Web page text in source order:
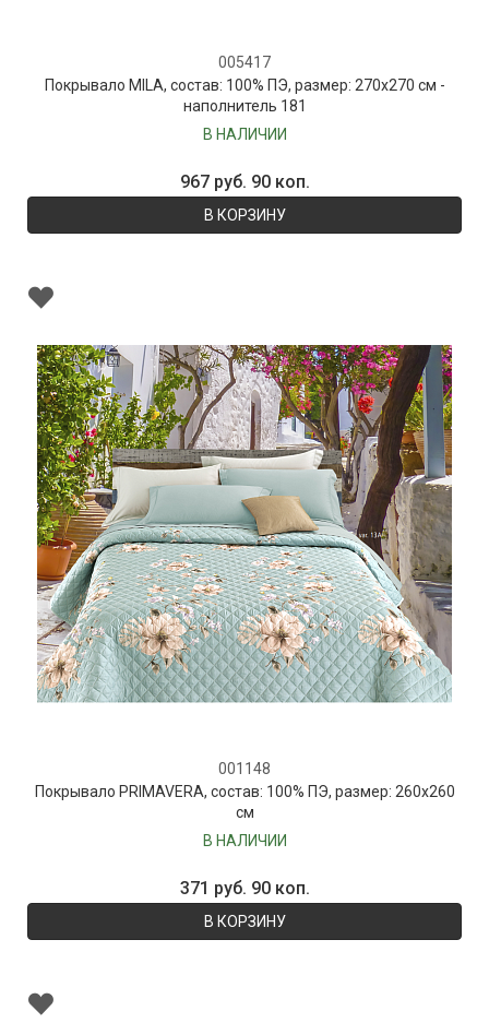
005417
Покрывало MILA, состав: 100% ПЭ, размер: 270х270 см -
наполнитель 181
В НАЛИЧИИ
967 руб. 90 коп.
В КОРЗИНУ
001148
Покрывало PRIMAVERA, состав: 100% ПЭ, размер: 260х260
см
В НАЛИЧИИ
371 руб. 90 коп.
В КОРЗИНУ